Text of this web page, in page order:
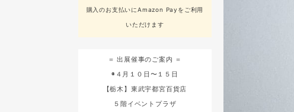
購入のお支払いにAmazon Payをご利用
いただけます
＝ 出展催事のご案内 ＝
◉４月１０日〜１５日
【栃木】東武宇都宮百貨店
５階イベントプラザ